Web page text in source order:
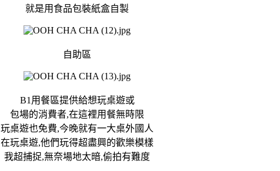
就是用食品包裝紙盒自製
自助區
B1用餐區提供給想玩桌遊或
包場的消費者,在這裡用餐無時限
玩桌遊也免費,今晚就有一大桌外國人
在玩桌遊,他們玩得超盡興的歡樂模樣
我超捕捉,無奈場地太暗,偷拍有難度